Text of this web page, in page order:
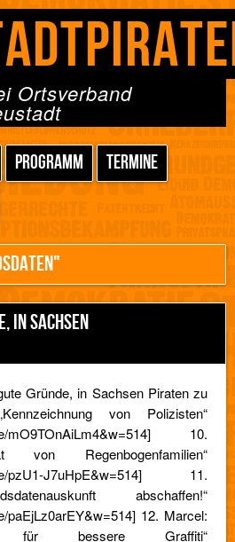
Ortsverband
PROGRAMM
TERMINE
IN SACHSEN
Gründe, in Sachsen Piraten zu
von Polizisten“
mO9TOnAiLm4&w=514] 10.
von Regenbogenfamilien“
pzU1-J7uHpE&w=514] 11.
abschaffen!“
paEjLz0arEY&w=514] 12. Marcel:
für bessere Graffiti“